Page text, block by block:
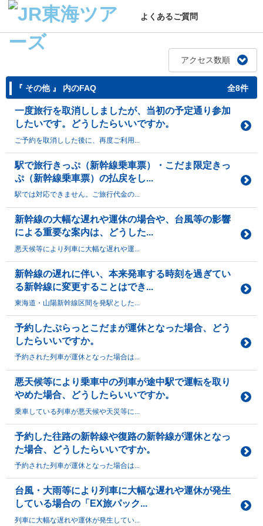
よくあるご質問
アクセス数順
『 その他 』 内のFAQ 全8件
一度旅行を取消ししましたが、当初の予定通り参加
したいです。どうしたらいいですか。
ご予約を取消しした後に、再度ご利用...
駅で旅行きっぷ（新幹線乗車票）・こだま限定きっ
ぷ（新幹線乗車票）の払戻をし...
駅では対応できません。ご旅行代金の...
新幹線の大幅な遅れや運休の場合や、台風等の影響
による重要な案内は、どうした...
悪天候等により列車に大幅な遅れや運...
新幹線の遅れに伴い、本来発車する時刻を過ぎてい
る新幹線に変更することはでき...
東海道・山陽新幹線区間を発駅とした...
予約したぷらっとこだまが運休となった場合、どう
したらいいですか。
予約された列車が運休となった場合は...
悪天候等により乗車中の列車が途中駅で運転を取り
やめた場合、どうしたらいいですか。
乗車している列車が悪天候や天災等に...
予約した往路の新幹線や復路の新幹線が運休となっ
た場合、どうしたらいいですか。
予約された列車が運休となった場合は...
台風・大雨等により列車に大幅な遅れや運休が発生
している場合の「EX旅パック...
列車に大幅な遅れや運休が発生してい...